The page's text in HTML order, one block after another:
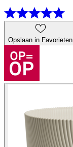
Opslaan in Favorieten